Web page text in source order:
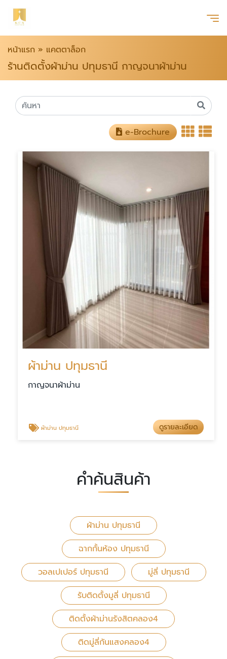
หน้าแรก » แคตตาล็อก
ร้านติดตั้งผ้าม่าน ปทุมธานี กาญจนาผ้าม่าน
e-Brochure
ผ้าม่าน ปทุมธานี
กาญจนาผ้าม่าน
ผ้าม่าน ปทุมธานี ดูรายละเอียด
คำค้นสินค้า
ผ้าม่าน ปทุมธานี
ฉากกั้นห้อง ปทุมธานี
วอลเปเปอร์ ปทุมธานี
มู่ลี่ ปทุมธานี
รับติดตั้งมูลี่ ปทุมธานี
ติดตั้งผ้าม่านรังสิตคลอง4
ติดมู่ลี่กันแสงคลอง4